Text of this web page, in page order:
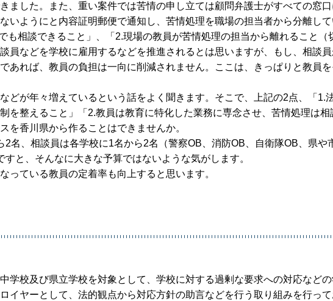
ました。また、重い案件では苦情の申し立ては顧問弁護士がすべての窓
いようにと内容証明郵便で通知し、苦情処理を職場の担当者から分離して
も相談できること」、「2.現場の教員が苦情処理の担当から離れること（
員などを学校に雇用するなどを推進されるとは思いますが、もし、相談
あれば、教員の負担は一向に削減されません。ここは、きっぱりと教員
どが年々増えているという話をよく聞きます。そこで、上記の2点、「1.
を整えること」「2.教員は教育に特化した業務に専念させ、苦情処理は
を香川県から作ることはできませんか。
2名、相談員は各学校に1名から2名（警察OB、消防OB、自衛隊OB、県や
と、そんなに大きな予算ではないような気がします。
っている教員の定着率も向上すると思います。
学校及び県立学校を対象として、学校に対する過剰な要求への対応など
イヤーとして、法的観点から対応方針の助言などを行う取り組みを行っ